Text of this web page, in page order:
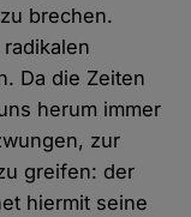
brechen.
Da die Zeiten
herum immer
zur
greifen: der
hiermit seine